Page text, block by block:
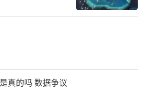
真的吗 数据争议